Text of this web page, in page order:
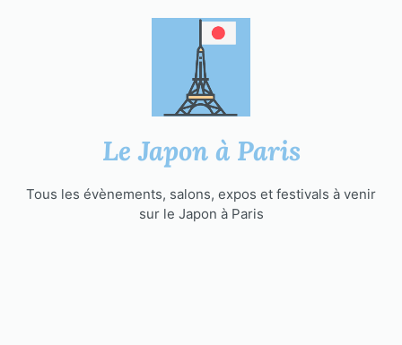
Le Japon à Paris
Tous les évènements, salons, expos et festivals à venir
sur le Japon à Paris